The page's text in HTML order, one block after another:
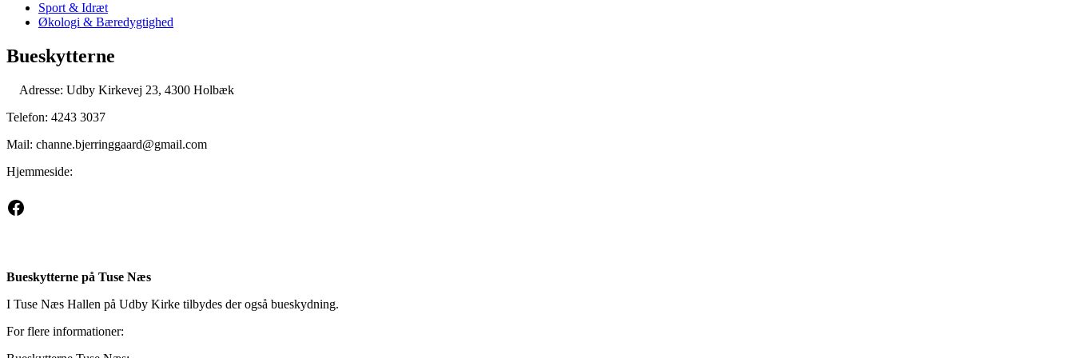
Sport & Idræt
Økologi & Bæredygtighed
Bueskytterne
Adresse: Udby Kirkevej 23, 4300 Holbæk
Telefon: 4243 3037
Mail: channe.bjerringgaard@gmail.com
Hjemmeside:
Facebook
Bueskytterne på Tuse Næs
I Tuse Næs Hallen på Udby Kirke tilbydes der også bueskydning.
For flere informationer: